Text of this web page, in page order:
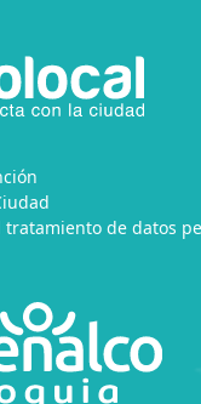
tratamiento de datos